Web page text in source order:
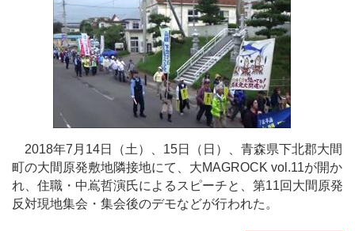
2018年7月14日（土）、15日（日）、青森県下北郡大間
町の大間原発敷地隣接地にて、大MAGROCK vol.11が開か
れ、住職・中嶌哲演氏によるスピーチと、第11回大間原発
反対現地集会・集会後のデモなどが行われた。